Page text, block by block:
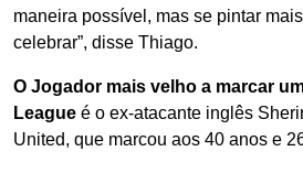
maneira possível, mas se pintar
celebrar”, disse Thiago.
O Jogador mais velho a marcar
League é o ex-atacante inglês
United, que marcou aos 40 anos e